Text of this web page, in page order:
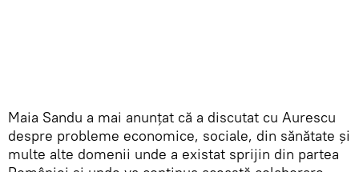
Maia Sandu a mai anunțat că a discutat cu Aurescu
despre probleme economice, sociale, din sănătate și
multe alte domenii unde a existat sprijin din partea